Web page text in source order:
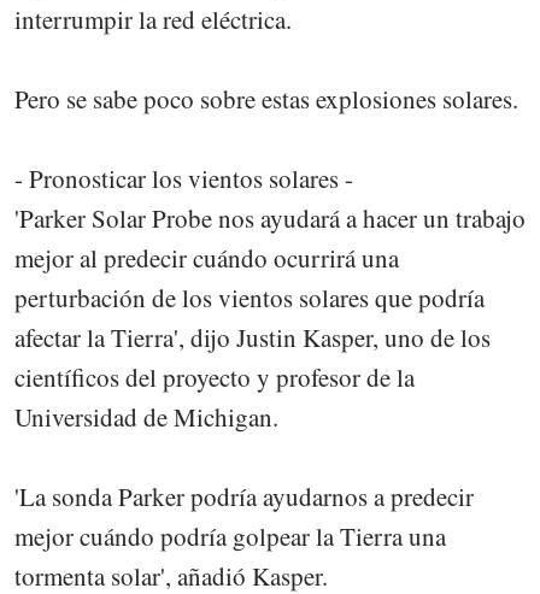
interrumpir la red eléctrica.
Pero se sabe poco sobre estas explosiones solares.
- Pronosticar los vientos solares -
'Parker Solar Probe nos ayudará a hacer un trabajo
mejor al predecir cuándo ocurrirá una
perturbación de los vientos solares que podría
afectar la Tierra', dijo Justin Kasper, uno de los
científicos del proyecto y profesor de la
Universidad de Michigan.
'La sonda Parker podría ayudarnos a predecir
mejor cuándo podría golpear la Tierra una
tormenta solar', añadió Kasper.